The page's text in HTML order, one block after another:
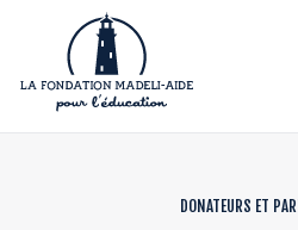
DONATEURS ET